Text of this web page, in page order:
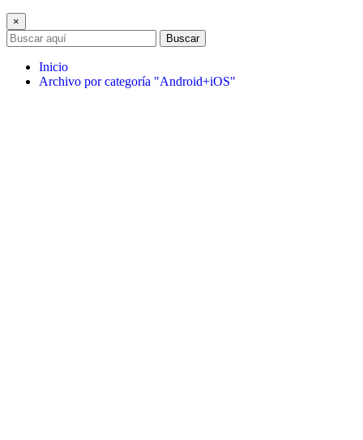
×
Buscar
Inicio
Archivo por categoría "Android+iOS"